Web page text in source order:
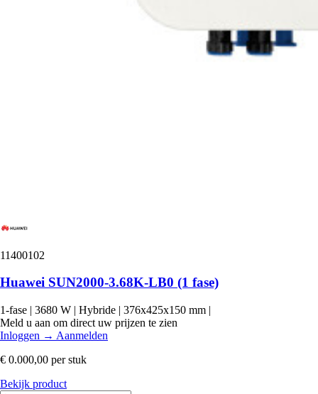
11400102
Huawei SUN2000-3.68K-LB0 (1 fase)
1-fase | 3680 W | Hybride | 376x425x150 mm |
Meld u aan om direct uw prijzen te zien
Inloggen → Aanmelden
€ 0.000,00 per stuk
Bekijk product